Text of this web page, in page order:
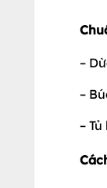
–
–
–